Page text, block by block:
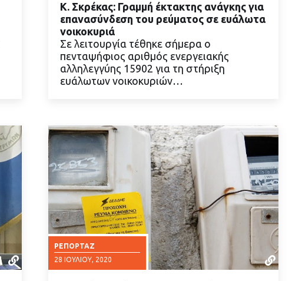
ΔΙΑΒΑΣΤΕ ΠΕΡΙΣΣΟΤΕΡΑ
Κ. Σκρέκας: Γραμμή έκτακτης ανάγκης για
επανασύνδεση του ρεύματος σε ευάλωτα
νοικοκυριά
Σε λειτουργία τέθηκε σήμερα ο
πενταψήφιος αριθμός ενεργειακής
αλληλεγγύης 15902 για τη στήριξη
ευάλωτων νοικοκυριών…
ΡΕΠΟΡΤΆΖ
28 ΙΟΥΛΊΟΥ, 2020